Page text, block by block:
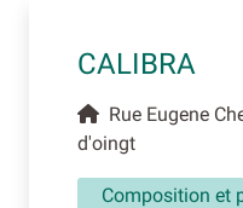
CALIBRA
Rue Eugene
d'oingt
Composition et